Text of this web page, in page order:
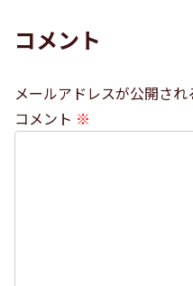
コメント
メールアドレスが公開され
コメント ※